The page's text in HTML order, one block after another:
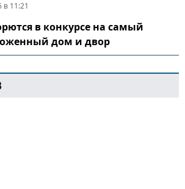
в 11:21
в конкурсе на самый
дом и двор